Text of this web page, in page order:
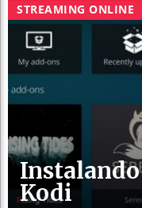
STREAMING ONLINE
Instalando
Kodi